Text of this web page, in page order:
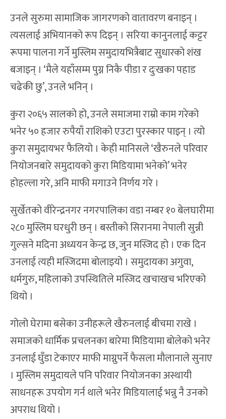
उनले सुरुमा सामाजिक जागरणको वातावरण बनाइन् ।
त्यसलाई अभियानको रूप दिइन् । सरिया कानुनलाई कट्टर
रूपमा पालना गर्ने मुस्लिम समुदायभित्रैबाट सुधारको शंख
बजाइन् । ‘मैले यहाँसम्म पुग्न निकै पीडा र दुःखका पहाड
चढेकी छु’, उनले भनिन् ।
कुरा २०६५ सालको हो, उनले समाजमा राम्रो काम गरेको
भनेर ५० हजार रुपैयाँ राशिको एउटा पुरस्कार पाइन् । त्यो
कुरा समुदायभर फैलियो । केही मानिसले ‘खैरुनले परिवार
नियोजनबारे समुदायको कुरा मिडियामा भनेको’ भनेर
होहल्ला गरे, अनि माफी मगाउने निर्णय गरे ।
सुर्खेतको वीरेन्द्रनगर नगरपालिका वडा नम्बर १० बेलघारीमा
२८० मुस्लिम घरधुरी छन् । बस्तीको सिरानमा नेपाली सुन्नी
गुल्सने मदिना अध्ययन केन्द्र छ, जुन मस्जिद हो । एक दिन
उनलाई त्यही मस्जिदमा बोलाइयो । समुदायका अगुवा,
धर्मगुरु, महिलाको उपस्थितिले मस्जिद खचाखच भरिएको
थियो ।
गोलो घेरामा बसेका उनीहरूले खैरुनलाई बीचमा राखे ।
समाजको धार्मिक प्रचलनका बारेमा मिडियामा बोलेको भनेर
उनलाई घुँडा टेकाएर माफी माग्नुपर्ने फैसला मौलानाले सुनाए
। मुस्लिम समुदायले पनि परिवार नियोजनका अस्थायी
साधनहरू उपयोग गर्न थाले भनेर मिडियालाई भन्नु नै उनको
अपराध थियो ।